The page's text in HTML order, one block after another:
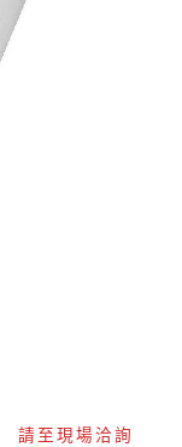
請至現場洽詢